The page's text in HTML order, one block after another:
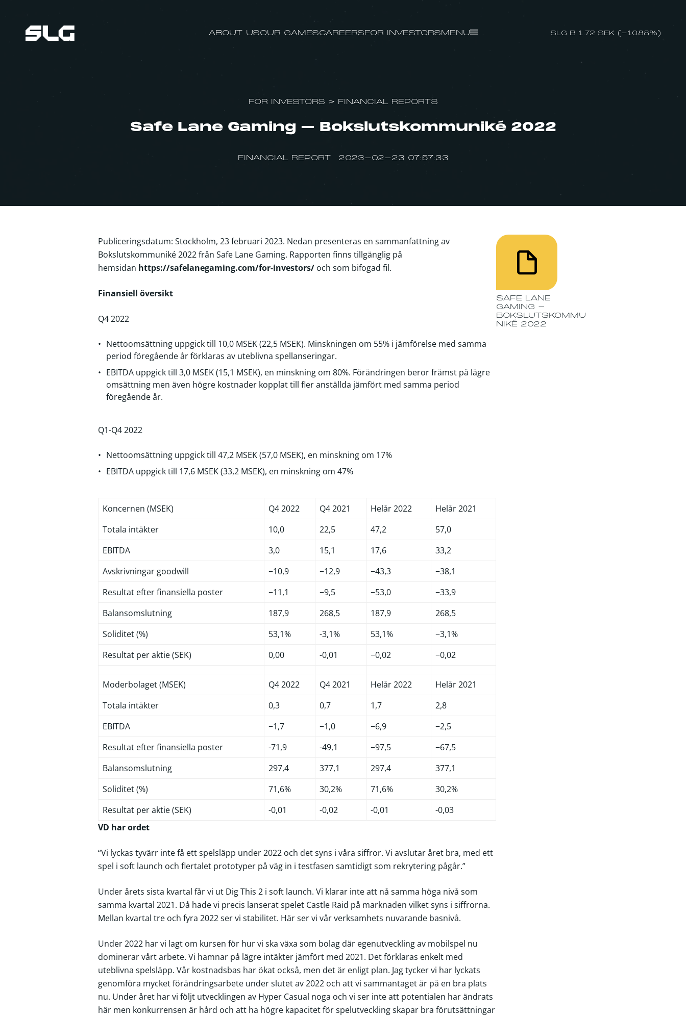
ABOUT USOUR GAMESCAREERSFOR INVESTORSMENU SLG B 1.72 SEK (-10.88%)
FOR INVESTORS > FINANCIAL REPORTS
Safe Lane Gaming – Bokslutskommuniké 2022
FINANCIAL REPORT 2023-02-23 07:57:33
Publiceringsdatum: Stockholm, 23 februari 2023. Nedan presenteras en sammanfattning av
Bokslutskommuniké 2022 från Safe Lane Gaming. Rapporten finns tillgänglig på
hemsidan https://safelanegaming.com/for-investors/ och som bifogad fil.
Finansiell översikt
Q4 2022
Nettoomsättning uppgick till 10,0 MSEK (22,5 MSEK). Minskningen om 55% i jämförelse med samma
period föregående år förklaras av uteblivna spellanseringar.
EBITDA uppgick till 3,0 MSEK (15,1 MSEK), en minskning om 80%. Förändringen beror främst på lägre
omsättning men även högre kostnader kopplat till fler anställda jämfört med samma period
föregående år.
Q1-Q4 2022
Nettoomsättning uppgick till 47,2 MSEK (57,0 MSEK), en minskning om 17%
EBITDA uppgick till 17,6 MSEK (33,2 MSEK), en minskning om 47%
Koncernen (MSEK) Q4 2022 Q4 2021 Helår 2022
Helår 2021
Totala intäkter
10,0 22,5 47,2
57,0
EBITDA
3,0 15,1 17,6
33,2
Avskrivningar goodwill
−10,9 −12,9 −43,3
−38,1
Resultat efter finansiella poster
−11,1 −9,5 −53,0
−33,9
Balansomslutning
187,9 268,5 187,9
268,5
Soliditet (%)
53,1% -3,1% 53,1%
−3,1%
Resultat per aktie (SEK)
0,00 -0,01 −0,02 −0,02
Moderbolaget (MSEK) Q4 2022 Q4 2021 Helår 2022
Helår 2021
Totala intäkter
0,3 0,7 1,7
2,8
EBITDA
−1,7 −1,0 −6,9
−2,5
Resultat efter finansiella poster
-71,9 -49,1 −97,5
−67,5
Balansomslutning
297,4 377,1 297,4
377,1
Soliditet (%)
71,6% 30,2% 71,6%
30,2%
Resultat per aktie (SEK)
-0,01 -0,02 -0,01
-0,03
VD har ordet
“Vi lyckas tyvärr inte få ett spelsläpp under 2022 och det syns i våra siffror. Vi avslutar året bra, med ett
spel i soft launch och flertalet prototyper på väg in i testfasen samtidigt som rekrytering pågår.”
Under årets sista kvartal får vi ut Dig This 2 i soft launch. Vi klarar inte att nå samma höga nivå som
samma kvartal 2021. Då hade vi precis lanserat spelet Castle Raid på marknaden vilket syns i siffrorna.
Mellan kvartal tre och fyra 2022 ser vi stabilitet. Här ser vi vår verksamhets nuvarande basnivå.
Under 2022 har vi lagt om kursen för hur vi ska växa som bolag där egenutveckling av mobilspel nu
dominerar vårt arbete. Vi hamnar på lägre intäkter jämfört med 2021. Det förklaras enkelt med
uteblivna spelsläpp. Vår kostnadsbas har ökat också, men det är enligt plan. Jag tycker vi har lyckats
genomföra mycket förändringsarbete under slutet av 2022 och att vi sammantaget är på en bra plats
nu. Under året har vi följt utvecklingen av Hyper Casual noga och vi ser inte att potentialen har ändrats
här men konkurrensen är hård och att ha högre kapacitet för spelutveckling skapar bra förutsättningar
SAFE LANE
GAMING -
BOKSLUTSKOMMU
NIKÉ 2022